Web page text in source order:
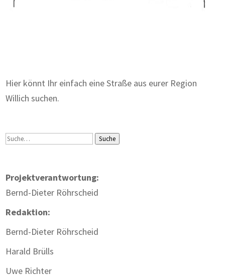
Hier könnt Ihr einfach eine Straße aus eurer Region
Willich suchen.
Suche Suche
Projektverantwortung:
Bernd-Dieter Röhrscheid
Redaktion:
Bernd-Dieter Röhrscheid
Harald Brülls
Uwe Richter